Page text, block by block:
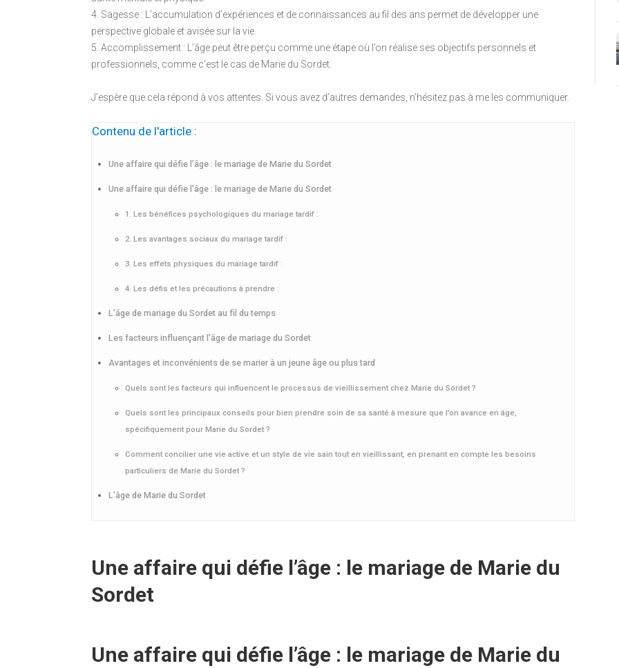
4. Sagesse : L’accumulation d’expériences et de connaissances au fil des ans permet de développer une
perspective globale et avisée sur la vie.
5. Accomplissement : L’âge peut être perçu comme une étape où l’on réalise ses objectifs personnels et
professionnels, comme c’est le cas de Marie du Sordet.
J’espère que cela répond à vos attentes. Si vous avez d’autres demandes, n’hésitez pas à me les communiquer.
Contenu de l'article :
Une affaire qui défie l’âge : le mariage de Marie du Sordet
Une affaire qui défie l’âge : le mariage de Marie du Sordet
1. Les bénéfices psychologiques du mariage tardif :
2. Les avantages sociaux du mariage tardif :
3. Les effets physiques du mariage tardif :
4. Les défis et les précautions à prendre :
L’âge de mariage du Sordet au fil du temps
Les facteurs influençant l’âge de mariage du Sordet
Avantages et inconvénients de se marier à un jeune âge ou plus tard
Quels sont les facteurs qui influencent le processus de vieillissement chez Marie du Sordet ?
Quels sont les principaux conseils pour bien prendre soin de sa santé à mesure que l’on avance en âge,
spécifiquement pour Marie du Sordet ?
Comment concilier une vie active et un style de vie sain tout en vieillissant, en prenant en compte les besoins
particuliers de Marie du Sordet ?
L’âge de Marie du Sordet
Une affaire qui défie l’âge : le mariage de Marie du
Sordet
Une affaire qui défie l’âge : le mariage de Marie du